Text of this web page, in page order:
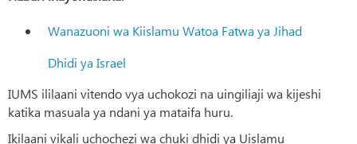
Wanazuoni wa Kiislamu Watoa Fatwa ya Jihad
Dhidi ya Israel
IUMS ililaani vitendo vya uchokozi na uingiliaji wa kijeshi
katika masuala ya ndani ya mataifa huru.
Ikilaani vikali uchochezi wa chuki dhidi ya Uislamu